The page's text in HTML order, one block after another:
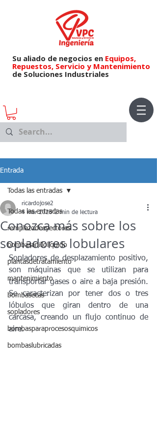
Su aliado de negocios en Equipos,
Repuestos, Servicio y Mantenimiento
de Soluciones Industriales
Entrada
Todas las entradas
remplazodeeyectores
bombasanilloliquido
plantasdetratamiento
mantenimiento
bombasecas
sopladores
bombasparaprocesosquimicos
bombaslubricadas
Todas las entradas
Conozca más sobre los
sopladores lobulares
ricardojose2
4 mar 2025 2 min de lectura
Sopladores de desplazamiento positivo,
son máquinas que se utilizan para
transportar gases o aire a baja presión.
Se caracterizan por tener dos o tres
lóbulos que giran dentro de una
carcasa, creando un flujo continuo de
aire.